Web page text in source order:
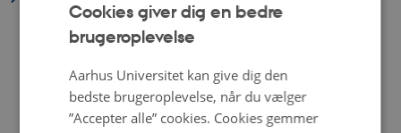
(1 post)
november 2022
(2 poster)
oktober 2022(4 poster)
september 2022(4 poster)
august 2022
Cookies giver dig en bedre
brugeroplevelse
Aarhus Universitet kan give dig den
bedste brugeroplevelse, når du vælger
”Accepter alle” cookies. Cookies gemmer